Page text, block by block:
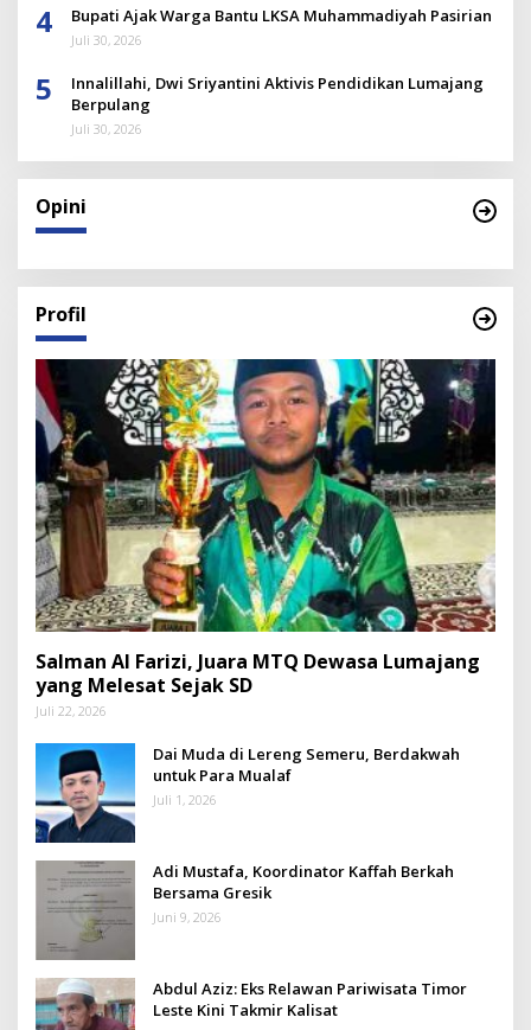
4 Bupati Ajak Warga Bantu LKSA Muhammadiyah Pasirian
Juli 30, 2026
5
Innalillahi, Dwi Sriyantini Aktivis Pendidikan Lumajang
Berpulang
Juli 30, 2026
Opini
Profil
Salman Al Farizi, Juara MTQ Dewasa Lumajang
yang Melesat Sejak SD
Juli 22, 2026
Dai Muda di Lereng Semeru, Berdakwah
untuk Para Mualaf
Juli 1, 2026
Adi Mustafa, Koordinator Kaffah Berkah
Bersama Gresik
Juni 9, 2026
Abdul Aziz: Eks Relawan Pariwisata Timor
Leste Kini Takmir Kalisat